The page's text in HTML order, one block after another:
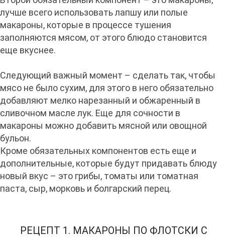
лучше всего использовать лапшу или полые
макароны, которые в процессе тушения
заполняются мясом, от этого блюдо становится
еще вкуснее.
Следующий важный момент – сделать так, чтобы
мясо не было сухим, для этого в него обязательно
добавляют мелко нарезанный и обжаренный в
сливочном масле лук. Еще для сочности в
макароны можно добавить мясной или овощной
бульон.
Кроме обязательных компонентов есть еще и
дополнительные, которые будут придавать блюду
новый вкус – это грибы, томаты или томатная
паста, сыр, морковь и болгарский перец.
РЕЦЕПТ 1. МАКАРОНЫ ПО ФЛОТСКИ С